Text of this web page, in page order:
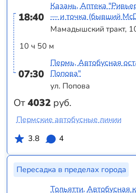
18:40
10 ч 50 м
07:30
От4032 руб.
Казань, Аптека
— и точка (бывший
Мамадышский тракт,
Пермь, Автобусная
Попова"
ул. Попова
Пермские автобусные линии
3.8
4
Пересадка в пределах города
Тольятти, Автобусная